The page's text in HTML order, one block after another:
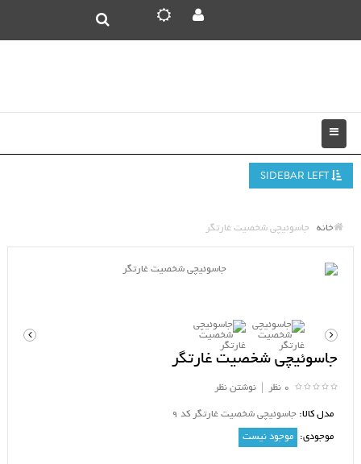
خانه جاسوئیچی شخصیت غارتگر
جاسوئیچی شخصیت غارتگر
0 نظر نوشتن نظر
مدل کالا: جاسوئیچی شخصیت غارتگر کد 9
موجودی: موجود نیست